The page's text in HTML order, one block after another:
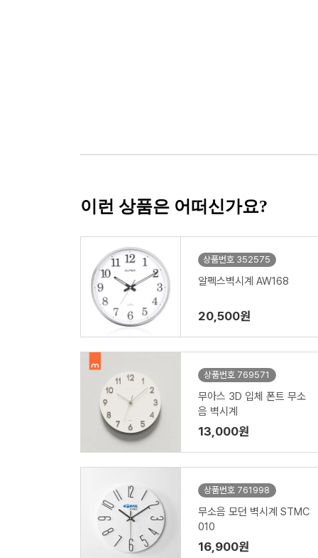
이런 상품은 어떠신가요?
상품번호 352575
알펙스벽시계 AW168
20,500원
상품번호 769571
무아스 3D 입체 폰트 무소
음 벽시계
13,000원
상품번호 761998
무소음 모던 벽시계 STMC
010
16,900원